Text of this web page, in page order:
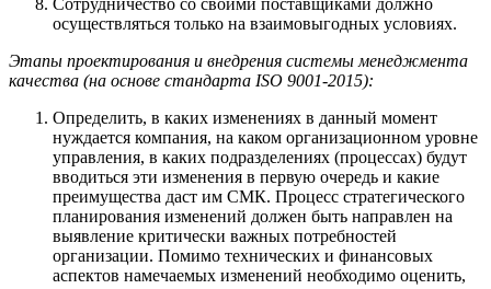
осуществляться только на взаимовыгодных условиях.
Этапы проектирования и внедрения системы менеджмента
качества (на основе стандарта ISO 9001-2015):
Определить, в каких изменениях в данный момент
нуждается компания, на каком организационном уровне
управления, в каких подразделениях (процессах) будут
вводиться эти изменения в первую очередь и какие
преимущества даст им СМК. Процесс стратегического
планирования изменений должен быть направлен на
выявление критически важных потребностей
организации. Помимо технических и финансовых
аспектов намечаемых изменений необходимо оценить,